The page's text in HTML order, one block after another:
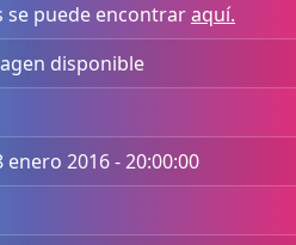
se puede encontraraquí.
disponible
enero 2016 - 20:00:00